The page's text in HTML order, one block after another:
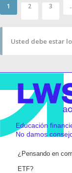
1 2 3
Usted debe estar
Educación
No damos
¿Pensando en
ETF?